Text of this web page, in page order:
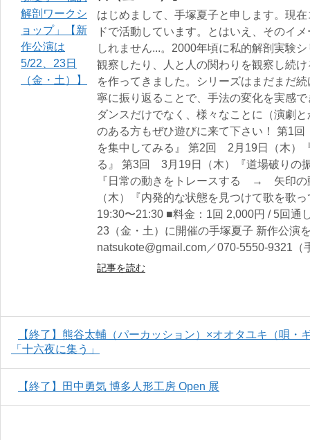
はじめまして、手塚夏子と申します。現
ドで活動しています。とはいえ、そのイ
しれません...。2000年頃に私的解剖実験
観察したり、人と人の関わりを観察し続
を作ってきました。シリーズはまだまだ
寧に振り返ることで、手法の変化を実感
ダンスだけでなく、様々なことに（演劇
のある方もぜひ遊びに来て下さい！ 第1
を集中してみる』 第2回 2月19日（木）
る』 第3回 3月19日（木）『道場破りの
『日常の動きをトレースする → 矢印
（木）『内発的な状態を見つけて歌を歌
19:30〜21:30 ■料金：1回 2,000円 / 5回通
23（金・土）に開催の手塚夏子 新作公演
natsukote@gmail.com／070-5550-9321（
記事を読む
【終了】熊谷太輔（パーカッション）×オオタユキ（唄・
「十六夜に集う」
【終了】田中勇気 博多人形工房 Open 展